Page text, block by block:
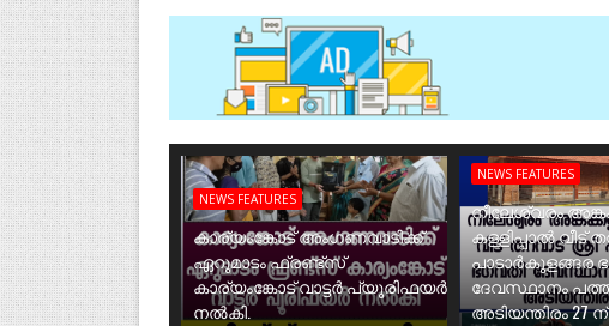
NEWS FEATURES
കാര്യംങ്കോട് അംഗണവാടിക്ക്
ഏറുമാടം ഫ്രണ്ട്സ്
കാര്യംങ്കോട് വാട്ടർ പ്യൂരിഫയർ
നൽകി.
NEWS FEATURES
നീലേശ്വരം
കള്ളിപ്പാൽ വീട്
പാടാർകുളങ്ങര
ദേവസ്ഥാനം
അടിയന്തിരം 27 ന്